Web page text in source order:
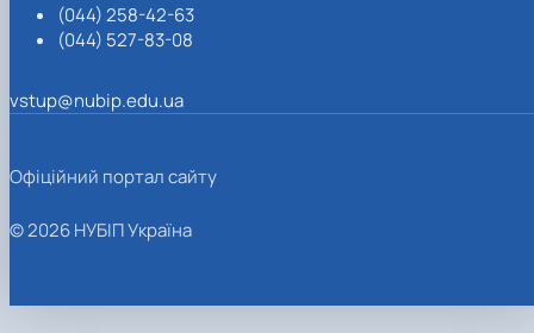
(044) 258-42-63
(044) 527-83-08
vstup@nubip.edu.ua
Офіційний портал сайту
© 2026 НУБІП Україна